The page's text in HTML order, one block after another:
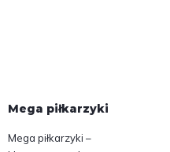
Mega piłkarzyki
Mega piłkarzyki –